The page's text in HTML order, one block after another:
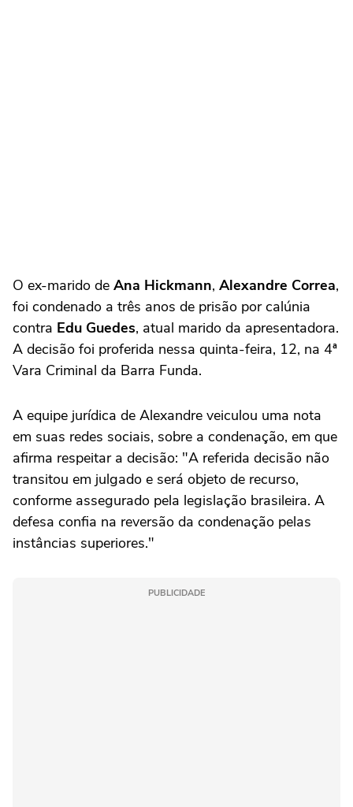
O ex-marido de Ana Hickmann, Alexandre Correa,
foi condenado a três anos de prisão por calúnia
contra Edu Guedes, atual marido da apresentadora.
A decisão foi proferida nessa quinta-feira, 12, na 4ª
Vara Criminal da Barra Funda.
A equipe jurídica de Alexandre veiculou uma nota
em suas redes sociais, sobre a condenação, em que
afirma respeitar a decisão: "A referida decisão não
transitou em julgado e será objeto de recurso,
conforme assegurado pela legislação brasileira. A
defesa confia na reversão da condenação pelas
instâncias superiores."
PUBLICIDADE